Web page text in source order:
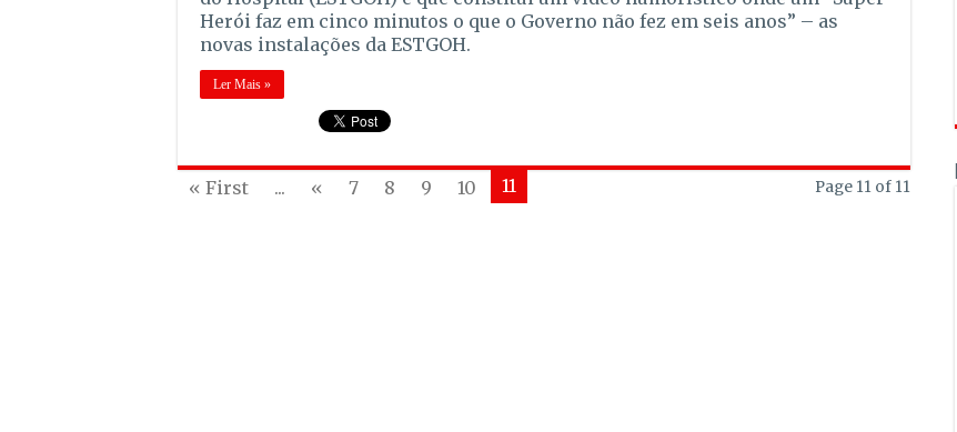
Herói faz em cinco minutos o que o Governo não fez em seis anos” – as
novas instalações da ESTGOH.
Ler Mais »
Page 11 of 11
« First ... « 7 8 9 10 11